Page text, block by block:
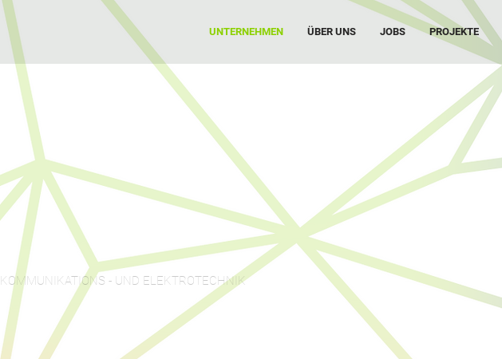
UNTERNEHMEN ÜBER UNS JOBS PROJEKTE
KOMMUNIKATIONS - UND ELEKTROTECHNIK